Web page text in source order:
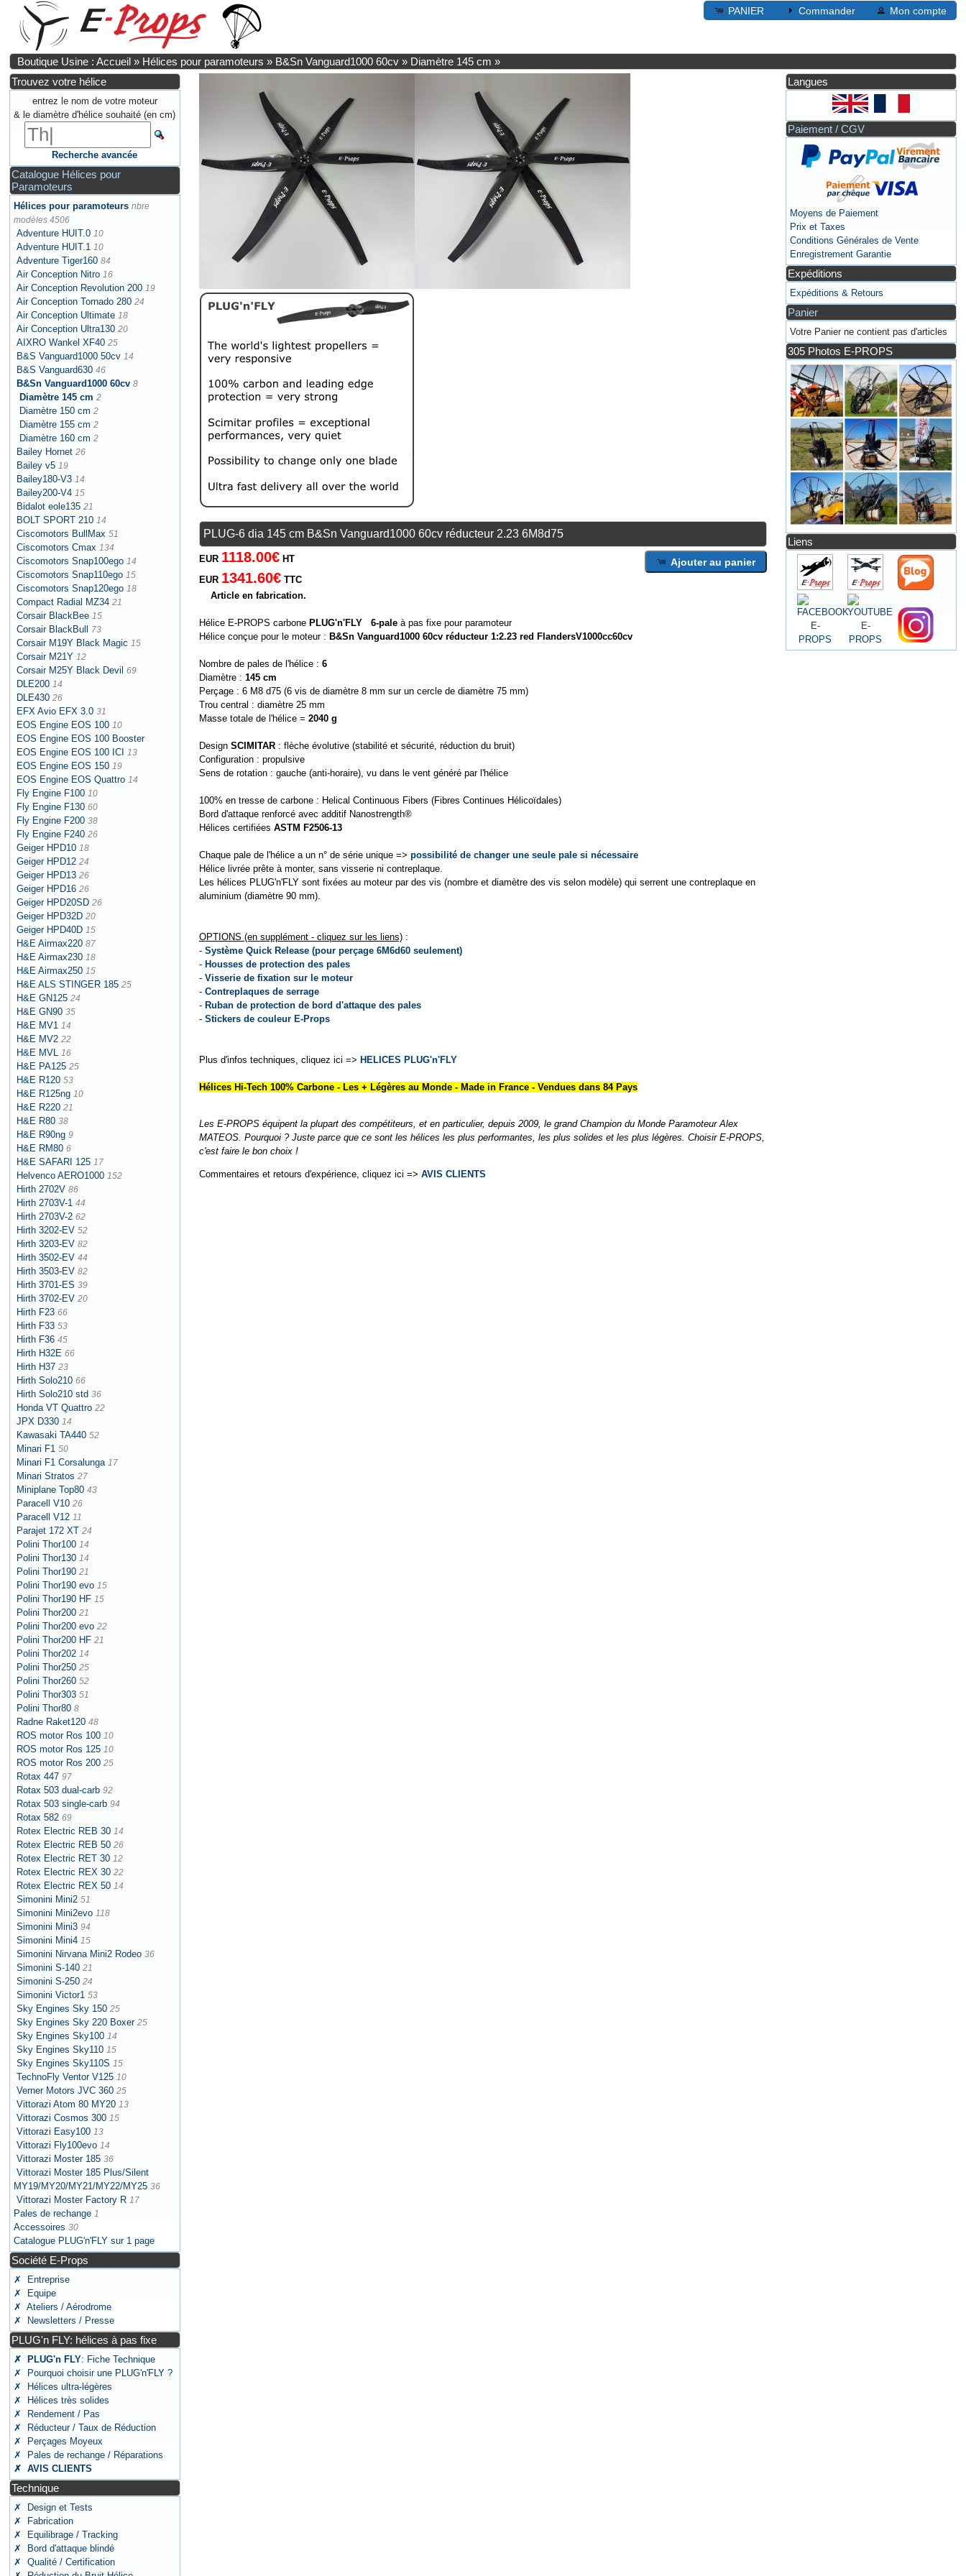
PANIER Commander Mon compte
Boutique Usine : Accueil » Hélices pour paramoteurs » B&Sn Vanguard1000 60cv » Diamètre 145 cm »
Trouvez votre hélice
entrez le nom de votre moteur
& le diamètre d'hélice souhaité (en cm)
Recherche avancée
Catalogue Hélices pour
Paramoteurs
Hélices pour paramoteurs nbre
modèles 4506
Adventure HUIT.0 10
Adventure HUIT.1 10
Adventure Tiger160 84
Air Conception Nitro 16
Air Conception Revolution 200 19
Air Conception Tornado 280 24
Air Conception Ultimate 18
Air Conception Ultra130 20
AIXRO Wankel XF40 25
B&S Vanguard1000 50cv 14
B&S Vanguard630 46
B&Sn Vanguard1000 60cv 8
Diamètre 145 cm 2
Diamètre 150 cm 2
Diamètre 155 cm 2
Diamètre 160 cm 2
Bailey Hornet 26
Bailey v5 19
Bailey180-V3 14
Bailey200-V4 15
Bidalot eole135 21
BOLT SPORT 210 14
Ciscomotors BullMax 51
Ciscomotors Cmax 134
Ciscomotors Snap100ego 14
Ciscomotors Snap110ego 15
Ciscomotors Snap120ego 18
Compact Radial MZ34 21
Corsair BlackBee 15
Corsair BlackBull 73
Corsair M19Y Black Magic 15
Corsair M21Y 12
Corsair M25Y Black Devil 69
DLE200 14
DLE430 26
EFX Avio EFX 3.0 31
EOS Engine EOS 100 10
EOS Engine EOS 100 Booster
EOS Engine EOS 100 ICI
13
EOS Engine EOS 150 19
EOS Engine EOS Quattro 14
Fly Engine F100 10
Fly Engine F130 60
Fly Engine F200 38
Fly Engine F240 26
Geiger HPD10 18
Geiger HPD12 24
Geiger HPD13 26
Geiger HPD16 26
Geiger HPD20SD 26
Geiger HPD32D 20
Geiger HPD40D 15
H&E Airmax220 87
H&E Airmax230 18
H&E Airmax250 15
H&E ALS STINGER 185 25
H&E GN125 24
H&E GN90 35
H&E MV1 14
H&E MV2 22
H&E MVL 16
H&E PA125 25
H&E R120 53
H&E R125ng 10
H&E R220 21
H&E R80 38
H&E R90ng 9
H&E RM80 6
H&E SAFARI 125 17
Helvenco AERO1000 152
Hirth 2702V 86
Hirth 2703V-1 44
Hirth 2703V-2 62
Hirth 3202-EV 52
Hirth 3203-EV 82
Hirth 3502-EV 44
Hirth 3503-EV 82
Hirth 3701-ES 39
Hirth 3702-EV 20
Hirth F23 66
Hirth F33 53
Hirth F36 45
Hirth H32E 66
Hirth H37 23
Hirth Solo210 66
Hirth Solo210 std 36
Honda VT Quattro 22
JPX D330 14
Kawasaki TA440 52
Minari F1 50
Minari F1 Corsalunga 17
Minari Stratos 27
Miniplane Top80 43
Paracell V10 26
Paracell V12 11
Parajet 172 XT 24
Polini Thor100 14
Polini Thor130 14
Polini Thor190 21
Polini Thor190 evo 15
Polini Thor190 HF 15
Polini Thor200 21
Polini Thor200 evo 22
Polini Thor200 HF 21
Polini Thor202 14
Polini Thor250 25
Polini Thor260 52
Polini Thor303 51
Polini Thor80 8
Radne Raket120 48
ROS motor Ros 100 10
ROS motor Ros 125 10
ROS motor Ros 200 25
Rotax 447 97
Rotax 503 dual-carb 92
Rotax 503 single-carb 94
Rotax 582 69
Rotex Electric REB 30 14
Rotex Electric REB 50 26
Rotex Electric RET 30 12
Rotex Electric REX 30 22
Rotex Electric REX 50 14
Simonini Mini2 51
Simonini Mini2evo 118
Simonini Mini3 94
Simonini Mini4 15
Simonini Nirvana Mini2 Rodeo 36
Simonini S-140 21
Simonini S-250 24
Simonini Victor1 53
Sky Engines Sky 150 25
Sky Engines Sky 220 Boxer 25
Sky Engines Sky100 14
Sky Engines Sky110 15
Sky Engines Sky110S 15
TechnoFly Ventor V125 10
Verner Motors JVC 360 25
Vittorazi Atom 80 MY20 13
Vittorazi Cosmos 300 15
Vittorazi Easy100 13
Vittorazi Fly100evo 14
Vittorazi Moster 185 36
Vittorazi Moster 185 Plus/Silent
MY19/MY20/MY21/MY22/MY25 36
Vittorazi Moster Factory R 17
Pales de rechange 1
Accessoires 30
Catalogue PLUG'n'FLY sur 1 page
Société E-Props
✗ Entreprise
✗ Equipe
✗ Ateliers / Aérodrome
✗ Newsletters / Presse
PLUG'n FLY: hélices à pas fixe
✗ PLUG'n FLY: Fiche Technique
✗ Pourquoi choisir une PLUG'n'FLY ?
✗ Hélices ultra-légères
✗ Hélices très solides
✗ Rendement / Pas
✗ Réducteur / Taux de Réduction
✗ Perçages Moyeux
✗ Pales de rechange / Réparations
✗ AVIS CLIENTS
Technique
✗ Design et Tests
✗ Fabrication
✗ Equilibrage / Tracking
✗ Bord d'attaque blindé
✗ Qualité / Certification
PLUG-6 dia 145 cm B&Sn Vanguard1000 60cv réducteur 2.23 6M8d75
EUR 1118.00€HT
EUR 1341.60€TTC
Article en fabrication.
Ajouter au panier
Hélice E-PROPS carbone PLUG'n'FLY 6-paleà pas fixe pour paramoteur
Hélice conçue pour le moteur : B&Sn Vanguard1000 60cv réducteur 1:2.23 red FlandersV1000cc60cv
Nombre de pales de l'hélice : 6
Diamètre : 145 cm
Perçage : 6 M8 d75 (6 vis de diamètre 8 mm sur un cercle de diamètre 75 mm)
Trou central : diamètre 25 mm
Masse totale de l'hélice = 2040 g
Design SCIMITAR: flèche évolutive (stabilité et sécurité, réduction du bruit)
Configuration : propulsive
Sens de rotation : gauche (anti-horaire), vu dans le vent généré par l'hélice
100% en tresse de carbone : Helical Continuous Fibers (Fibres Continues Hélicoïdales)
Bord d'attaque renforcé avec additif Nanostrength®
Hélices certifiées ASTM F2506-13
Chaque pale de l'hélice a un n° de série unique => possibilité de changer une seule pale si nécessaire
Hélice livrée prête à monter, sans visserie ni contreplaque.
Les hélices PLUG'n'FLY sont fixées au moteur par des vis (nombre et diamètre des vis selon modèle) qui serrent une contreplaque en
aluminium (diamètre 90 mm).
OPTIONS (en supplément - cliquez sur les liens):
- Système Quick Release (pour perçage 6M6d60 seulement)
- Housses de protection des pales
- Visserie de fixation sur le moteur
- Contreplaques de serrage
- Ruban de protection de bord d'attaque des pales
- Stickers de couleur E-Props
Plus d'infos techniques, cliquez ici => HELICES PLUG'n'FLY
Hélices Hi-Tech 100% Carbone - Les + Légères au Monde - Made in France - Vendues dans 84 Pays
Les E-PROPS équipent la plupart des compétiteurs, et en particulier, depuis 2009, le grand Champion du Monde Paramoteur Alex
MATEOS. Pourquoi ? Juste parce que ce sont les hélices les plus performantes, les plus solides et les plus légères. Choisir E-PROPS,
c'est faire le bon choix !
Commentaires et retours d'expérience, cliquez ici => AVIS CLIENTS
Langues
Paiement / CGV
Moyens de Paiement
Prix et Taxes
Conditions Générales de Vente
Enregistrement Garantie
Expéditions
Expéditions & Retours
Panier
Votre Panier ne contient pas d'articles
305 Photos E-PROPS
Liens